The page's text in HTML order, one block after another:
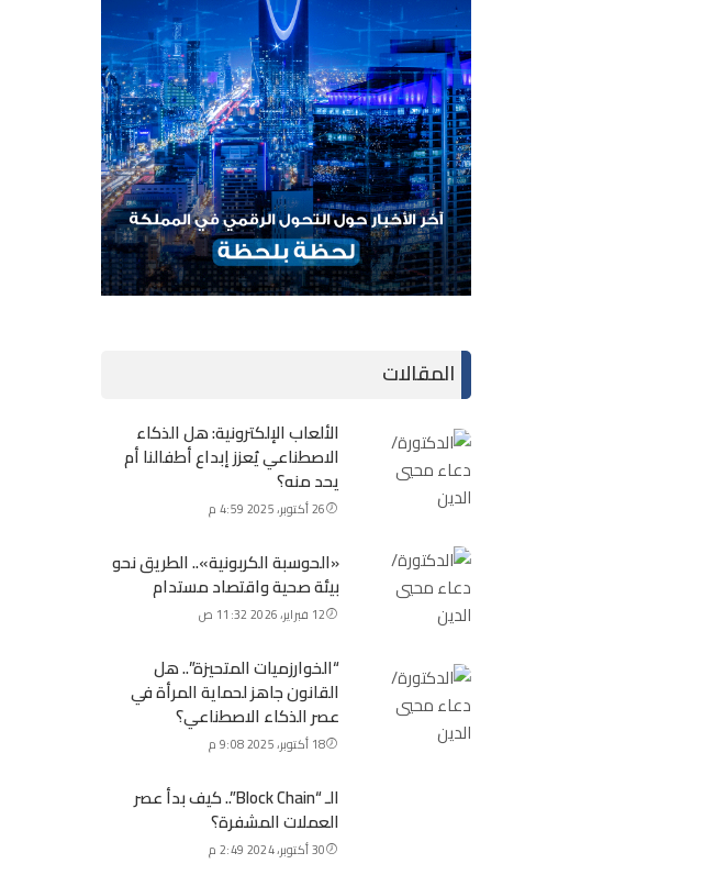
المقالات
الألعاب الإلكترونية: هل الذكاء
الاصطناعي يُعزز إبداع أطفالنا أم
يحد منه؟
26 أكتوبر، 2025 4:59 م
«الحوسبة الكربونية».. الطريق نحو
بيئة صحية واقتصاد مستدام
12 فبراير، 2026 11:32 ص
“الخوارزميات المتحيزة”.. هل
القانون جاهز لحماية المرأة في
عصر الذكاء الاصطناعي؟
18 أكتوبر، 2025 9:08 م
الـ “Block Chain”.. كيف بدأ عصر
العملات المشفرة؟
30 أكتوبر، 2024 2:49 م